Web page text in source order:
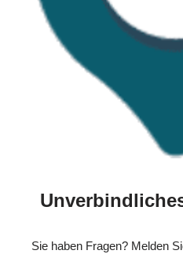
Sie haben Fragen? Melden